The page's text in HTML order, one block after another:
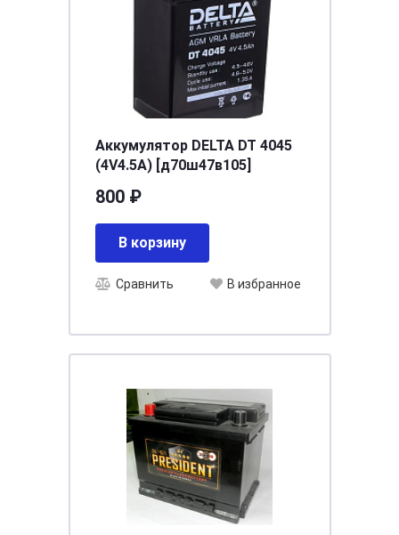
Аккумулятор DELTA DT 4045
(4V4.5A) [д70ш47в105]
800 ₽
В корзину
Сравнить В избранное